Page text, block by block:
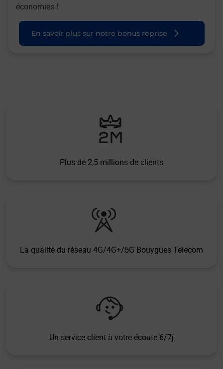
économies !
En savoir plus sur notre bonus reprise
Plus de 2,5 millions de clients
La qualité du réseau 4G/4G+/5G Bouygues Telecom
Un service client à votre écoute 6/7j